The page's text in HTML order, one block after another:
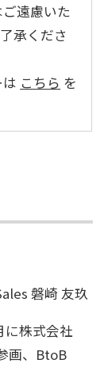
遠慮いた
承くださ
こちら を
磐崎 友玖
に株式会社
画、BtoB